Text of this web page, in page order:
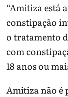
“Amitiza está
constipação
o tratamento
com
18 anos ou
Amitiza não é